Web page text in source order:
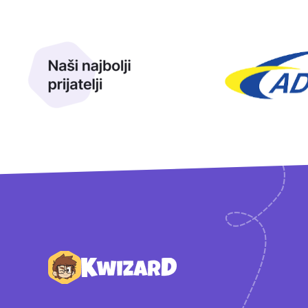
Podnožje